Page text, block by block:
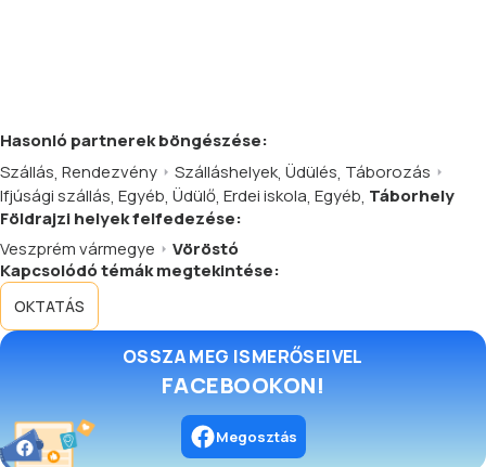
Hasonló partnerekböngészése:
Szállás, Rendezvény Szálláshelyek, Üdülés, Táborozás
Ifjúsági szállás, Egyéb, Üdülő, Erdei iskola, Egyéb, Táborhely
Földrajzi helyek felfedezése:
Veszprém vármegye
Vöröstó
Kapcsolódó témák megtekintése:
OKTATÁS
OSSZA MEG ISMERŐSEIVEL
FACEBOOKON!
Megosztás